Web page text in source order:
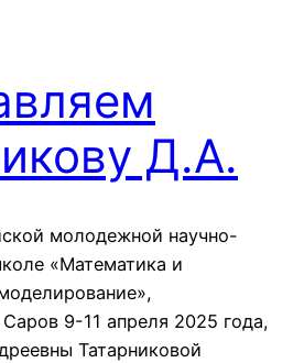
Д.А.
молодежной научно-
«Математика и
9-11 апреля 2025 года,
Татарниковой